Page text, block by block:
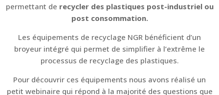
permettant de recycler des plastiques post-industriel ou
post consommation.
Les équipements de recyclage NGR bénéficient d’un
broyeur intégré qui permet de simplifier à l’extrême le
processus de recyclage des plastiques.
Pour découvrir ces équipements nous avons réalisé un
petit webinaire qui répond à la majorité des questions que